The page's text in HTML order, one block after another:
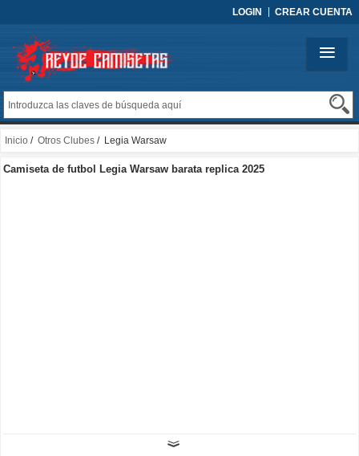
LOGIN CREAR CUENTA
Inicio / Otros Clubes / Legia Warsaw
Camiseta de futbol Legia Warsaw barata replica 2025